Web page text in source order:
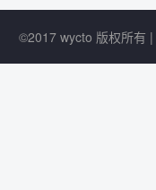
©2017 wycto 版权所有 |